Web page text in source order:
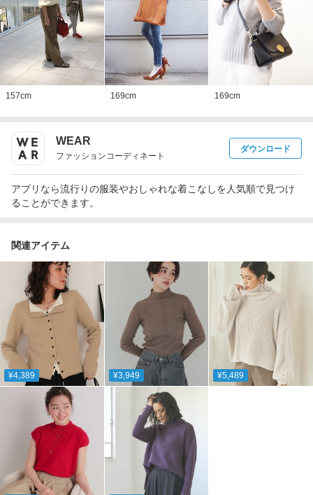
157cm 169cm 169cm
WEAR
ファッションコーディネート
ダウンロード
アプリなら流行りの服装やおしゃれな着こなしを人気順で見つけ
ることができます。
関連アイテム
¥4,389 ¥3,949 ¥5,489